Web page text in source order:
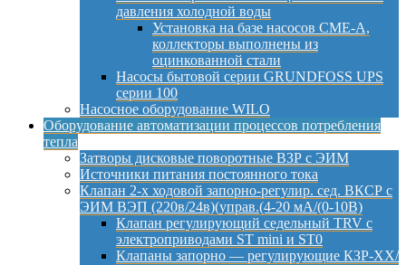
давления холодной воды
Установка на базе насосов CME-A,
коллекторы выполнены из
оцинкованной стали
Насосы бытовой серии GRUNDFOSS UPS
серии 100
Насосное оборудование WILO
Оборудование автоматизации процессов потребления
тепла
Затворы дисковые поворотные ВЗР с ЭИМ
Источники питания постоянного тока
Клапан 2-х ходовой запорно-регулир. сед. ВКСР с
ЭИМ ВЭП (220в/24в)(управ.(4-20 мА/(0-10В)
Клапан регулирующий седельный TRV с
электроприводами ST mini и ST0
Клапаны запорно — регулирующие КЗР-ХХ/